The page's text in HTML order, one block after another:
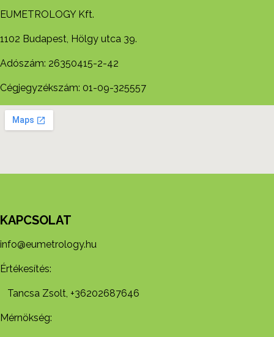
EUMETROLOGY Kft.
1102 Budapest, Hölgy utca 39.
Adószám: 26350415-2-42
Cégjegyzékszám: 01-09-325557
KAPCSOLAT
info@eumetrology.hu
Értékesítés:
Tancsa Zsolt, +36202687646
Mérnökség: